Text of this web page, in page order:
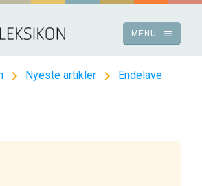
menu
MENU
chevron_right Nyeste artikler chevron_right Endelave